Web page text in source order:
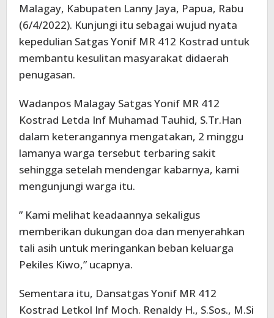
Malagay, Kabupaten Lanny Jaya, Papua, Rabu
(6/4/2022). Kunjungi itu sebagai wujud nyata
kepedulian Satgas Yonif MR 412 Kostrad untuk
membantu kesulitan masyarakat didaerah
penugasan.
Wadanpos Malagay Satgas Yonif MR 412
Kostrad Letda Inf Muhamad Tauhid, S.Tr.Han
dalam keterangannya mengatakan, 2 minggu
lamanya warga tersebut terbaring sakit
sehingga setelah mendengar kabarnya, kami
mengunjungi warga itu.
” Kami melihat keadaannya sekaligus
memberikan dukungan doa dan menyerahkan
tali asih untuk meringankan beban keluarga
Pekiles Kiwo,” ucapnya.
Sementara itu, Dansatgas Yonif MR 412
Kostrad Letkol Inf Moch. Renaldy H., S.Sos., M.Si